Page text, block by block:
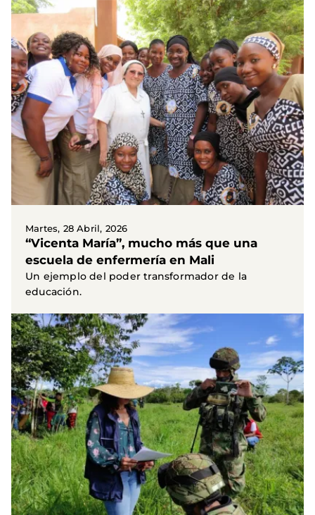
Martes, 28 Abril, 2026
“Vicenta María”, mucho más que una
escuela de enfermería en Mali
Un ejemplo del poder transformador de la
educación.